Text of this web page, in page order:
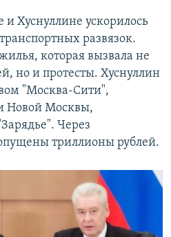
Хуснуллине ускорилось
развязок.
которая вызвала не
но и протесты. Хуснуллин
"Москва-Сити",
Новой Москвы,
Через
триллионы рублей.